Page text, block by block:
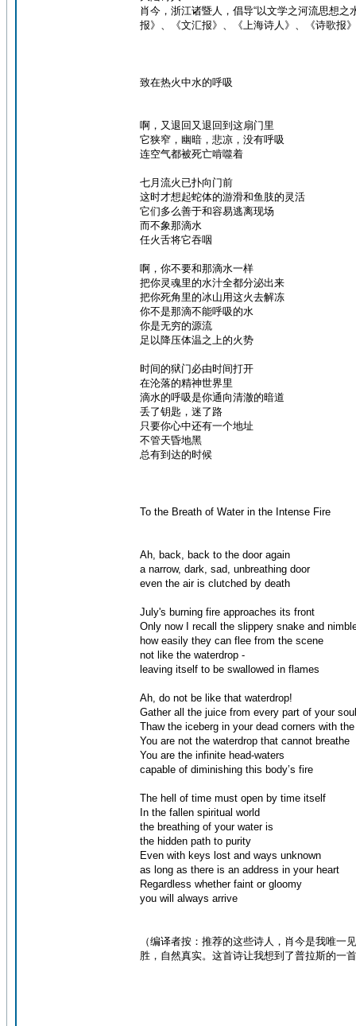
肖今，浙江诸暨人，倡导“以文学之河流思想
报》、《文汇报》、《上海诗人》、《诗歌报
致在热火中水的呼吸
啊，又退回又退回到这扇门里
它狭窄，幽暗，悲凉，没有呼吸
连空气都被死亡啃噬着
七月流火已扑向门前
这时才想起蛇体的游滑和鱼肢的灵活
它们多么善于和容易逃离现场
而不象那滴水
任火舌将它吞咽
啊，你不要和那滴水一样
把你灵魂里的水汁全都分泌出来
把你死角里的冰山用这火去解冻
你不是那滴不能呼吸的水
你是无穷的源流
足以降压体温之上的火势
时间的狱门必由时间打开
在沦落的精神世界里
滴水的呼吸是你通向清澈的暗道
丢了钥匙，迷了路
只要你心中还有一个地址
不管天昏地黑
总有到达的时候
To the Breath of Water in the Intense Fire
Ah, back, back to the door again
a narrow, dark, sad, unbreathing door
even the air is clutched by death
July's burning fire approaches its front
Only now I recall the slippery snake and
how easily they can flee from the scene
not like the waterdrop -
leaving itself to be swallowed in flames
Ah, do not be like that waterdrop!
Gather all the juice from every part of your soul
Thaw the iceberg in your dead corners with
You are not the waterdrop that cannot breathe
You are the infinite head-waters
capable of diminishing this body’s fire
The hell of time must open by time itself
In the fallen spiritual world
the breathing of your water is
the hidden path to purity
Even with keys lost and ways unknown
as long as there is an address in your heart
Regardless whether faint or gloomy
you will always arrive
（编译者按：推荐的这些诗人，肖今是我唯
胜，自然真实。这首诗让我想到了普拉斯的一